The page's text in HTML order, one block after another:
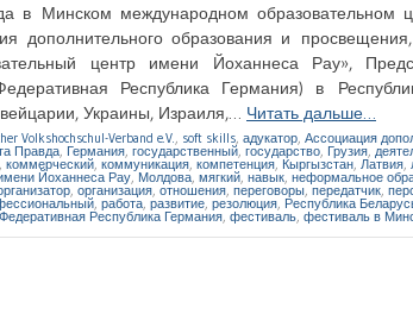
в Минском международном образовательном
дополнительного образования и
центр имени Йоханнеса Рау»,
Республика Германия) в
Украины, Израиля,… Читать дальше…
Volkshochschul-Verband e.V. soft skills адукатор Ассоциация
Правда Германия государственный государство Грузия
коммерческий коммуникация компетенция, Кыргызстан Латвия
Йоханнеса Рау,Молдова мягкий навык неформальное
организация отношения переговоры ,передатчик
работа развитие резолюция Республика
Федеративная Республика Германия фестиваль фестиваль в